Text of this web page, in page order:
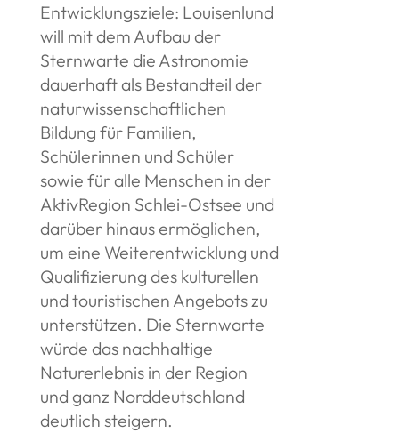
Entwicklungsziele: Louisenlund
will mit dem Aufbau der
Sternwarte die Astronomie
dauerhaft als Bestandteil der
naturwissenschaftlichen
Bildung für Familien,
Schülerinnen und Schüler
sowie für alle Menschen in der
AktivRegion Schlei-Ostsee und
darüber hinaus ermöglichen,
um eine Weiterentwicklung und
Qualifizierung des kulturellen
und touristischen Angebots zu
unterstützen. Die Sternwarte
würde das nachhaltige
Naturerlebnis in der Region
und ganz Norddeutschland
deutlich steigern.